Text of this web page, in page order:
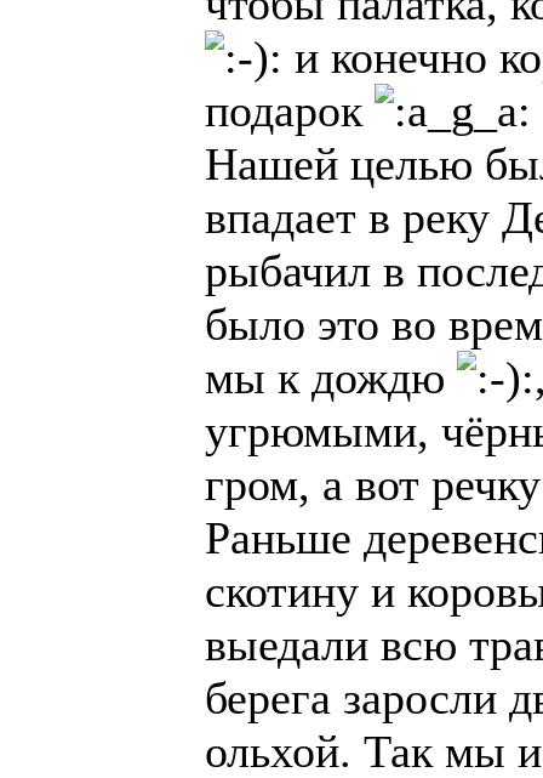
и конечно
подарок
Нашей целью
впадает в реку
рыбачил в
было это во
мы к дождю
угрюмыми,
гром, а вот
Раньше
скотину и
выедали всю
берега заросли
ольхой. Так мы